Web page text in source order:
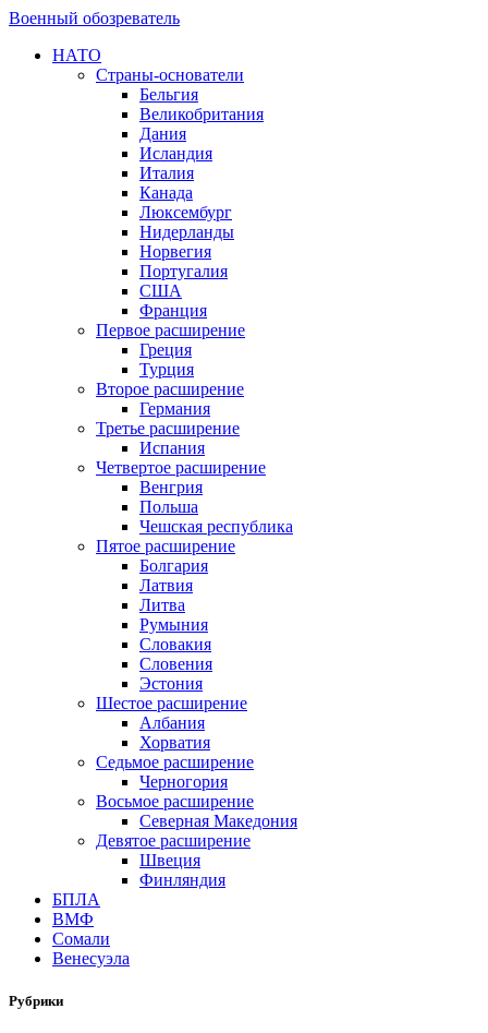
Военный обозреватель
НАТО
Страны-основатели
Бельгия
Великобритания
Дания
Исландия
Италия
Канада
Люксембург
Нидерланды
Норвегия
Португалия
США
Франция
Первое расширение
Греция
Турция
Второе расширение
Германия
Третье расширение
Испания
Четвертое расширение
Венгрия
Польша
Чешская республика
Пятое расширение
Болгария
Латвия
Литва
Румыния
Словакия
Словения
Эстония
Шестое расширение
Албания
Хорватия
Седьмое расширение
Черногория
Восьмое расширение
Северная Македония
Девятое расширение
Швеция
Финляндия
БПЛА
ВМФ
Сомали
Венесуэла
Рубрики